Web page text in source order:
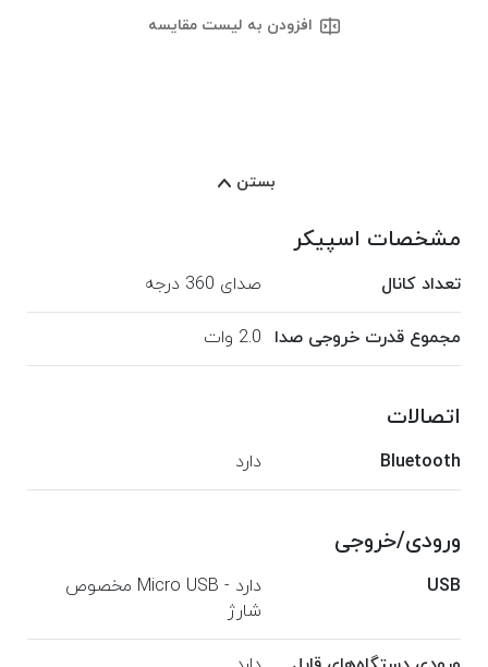
افزودن به لیست مقایسه
بستن
مشخصات اسپیکر
تعداد کانال صدای 360 درجه
مجموع قدرت خروجی صدا 2.0 وات
اتصالات
Bluetooth دارد
ورودی/خروجی
USB
دارد - Micro USB مخصوص
شارژ